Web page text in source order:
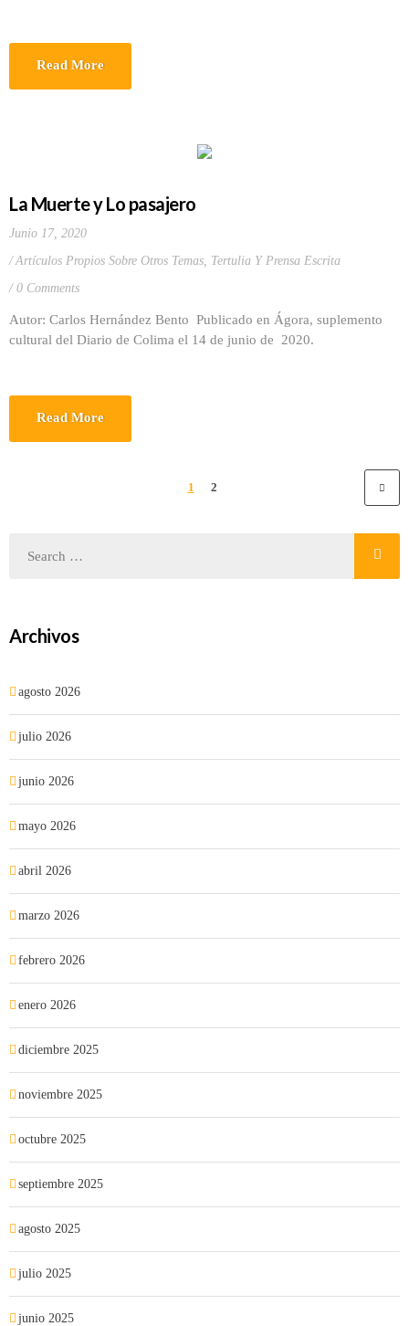
Read More
La Muerte y Lo pasajero
Junio 17, 2020
Artículos Propios Sobre Otros Temas, Tertulia Y Prensa Escrita
0 Comments
Autor: Carlos Hernández Bento Publicado en Ágora, suplemento
cultural del Diario de Colima el 14 de junio de 2020.
Read More
1 2
Archivos
agosto 2026
julio 2026
junio 2026
mayo 2026
abril 2026
marzo 2026
febrero 2026
enero 2026
diciembre 2025
noviembre 2025
octubre 2025
septiembre 2025
agosto 2025
julio 2025
junio 2025